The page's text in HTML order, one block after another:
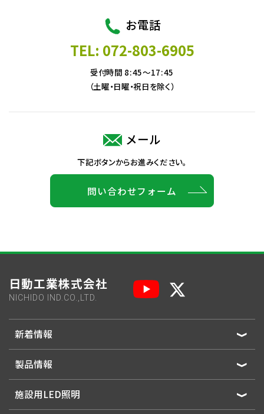
お電話
TEL: 072-803-6905
受付時間 8:45～17:45
（土曜・日曜・祝日を除く）
メール
下記ボタンからお進みください。
問い合わせフォーム
日動工業株式会社
NICHIDO IND.CO.,LTD.
新着情報
製品情報
施設用LED照明